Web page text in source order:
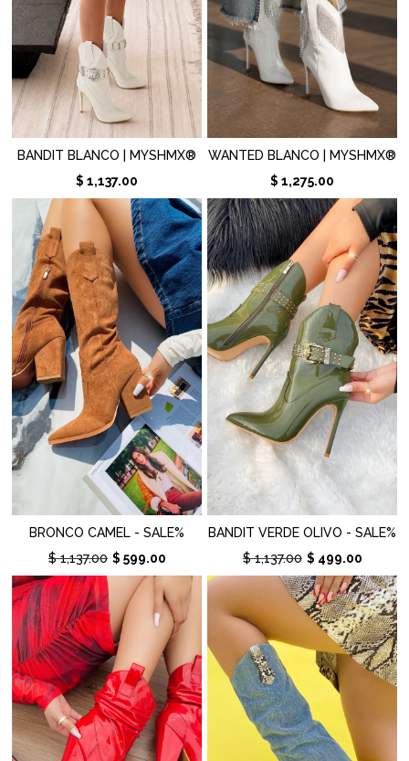
BANDIT BLANCO | MYSHMX®
$ 1,137.00
WANTED BLANCO | MYSHMX®
$ 1,275.00
BRONCO CAMEL - SALE%
$ 1,137.00 $ 599.00
BANDIT VERDE OLIVO - SALE%
$ 1,137.00 $ 499.00